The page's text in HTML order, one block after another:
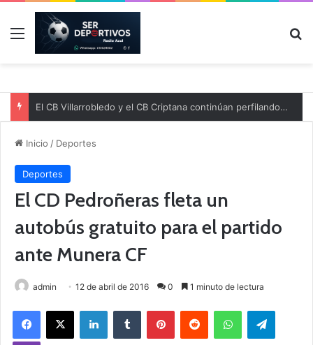
Menú
El CB Villarrobledo y el CB Criptana continúan perfilando sus plantillas
Inicio / Deportes
Deportes
El CD Pedroñeras fleta un
autobús gratuito para el partido
ante Munera CF
admin 12 de abril de 2016 0 1 minuto de lectura